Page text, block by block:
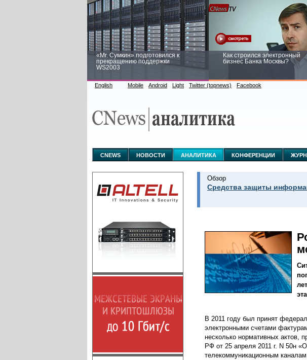
«Mr. Сумкин» подготовился к
прекращению поддержки
WS2003
Как строился электронный
бизнес Банка Москвы?
аналитике
English Mobile Android Light Twitter (topnews) Facebook
CNEWS НОВОСТИ АНАЛИТИКА КОНФЕРЕНЦИИ
Обзор
Средства защиты
В 2011 году был принят
электронными счетами
несколько нормативных актов,
РФ от 25 апреля 2011 г. N 50н
телекоммуникационным